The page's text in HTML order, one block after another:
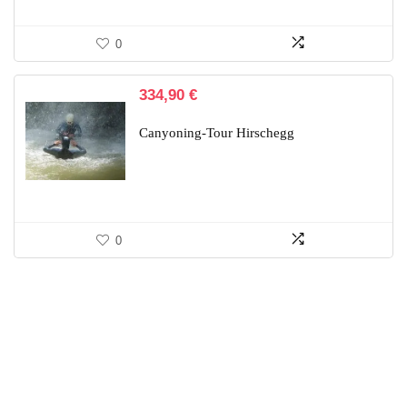
0
334,90 €
Canyoning-Tour Hirschegg
0